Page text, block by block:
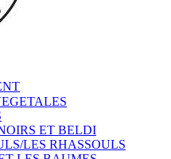
ET BELDI
LES RHASSOULS